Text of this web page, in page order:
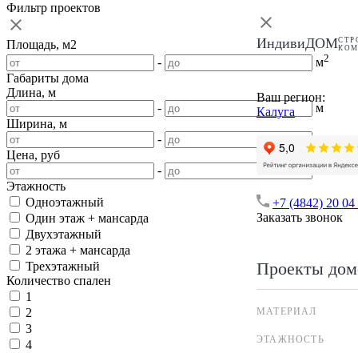
ИндивиДОМ
Ваш регион:
Калуга
+7 (4842) 20 04
Заказать звонок
Проекты
МАТЕРИАЛ
ЭТАЖНОСТЬ
Фильтр проектов
Площадь, м2
-
м2
Габариты дома
Длина, м
-
м
Ширина, м
-
Цена, руб
-
Этажность
Одноэтажный
Один этаж + мансарда
Двухэтажный
2 этажа + мансарда
Трехэтажный
Количество спален
1
2
3
4